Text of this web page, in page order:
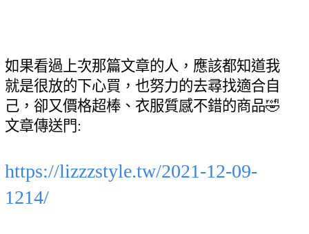
如果看過上次那篇文章的人，應該都知道我
就是很放的下心買，也努力的去尋找適合自
己，卻又價格超棒、衣服質感不錯的商品🤣
文章傳送門:
https://lizzzstyle.tw/2021-12-09-
1214/